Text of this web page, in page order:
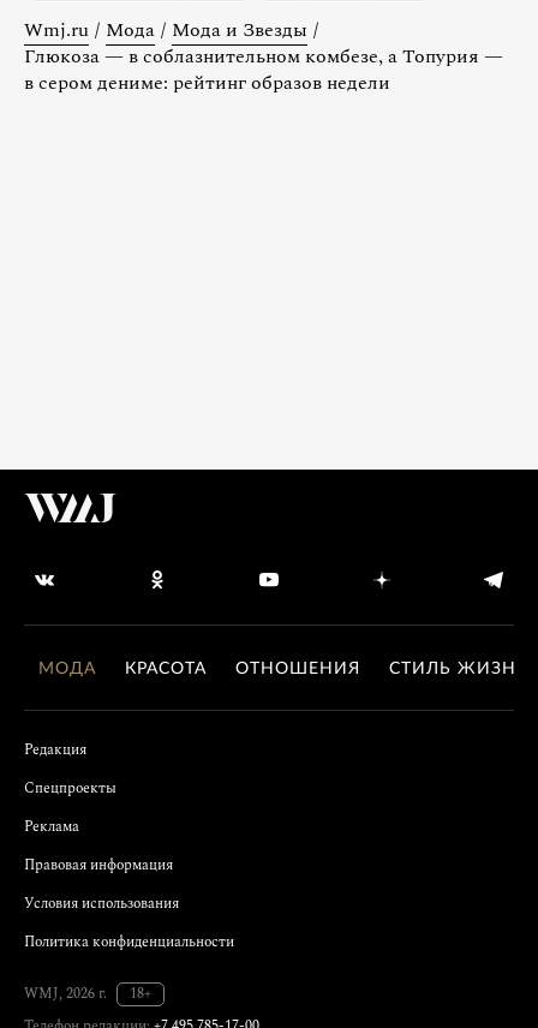
Wmj.ru / Мода / Мода и Звезды /
Глюкоза — в соблазнительном комбезе, а Топурия —
в сером дениме: рейтинг образов недели
МОДА КРАСОТА ОТНОШЕНИЯ СТИЛЬ ЖИЗНИ
Редакция
Спецпроекты
Реклама
Правовая информация
Условия использования
Политика конфиденциальности
WMJ, 2026 г.
18+